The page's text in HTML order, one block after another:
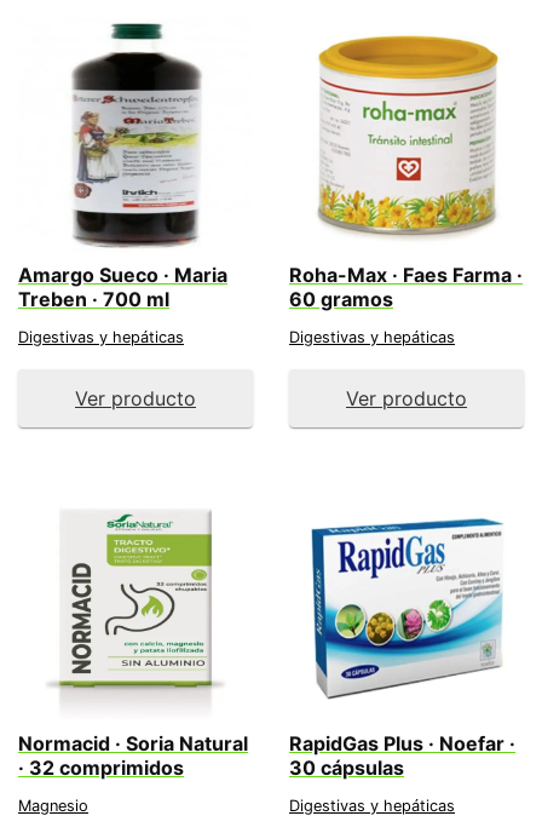
Amargo Sueco · Maria
Treben · 700 ml
Digestivas y hepáticas
Ver producto
Roha-Max · Faes Farma ·
60 gramos
Digestivas y hepáticas
Ver producto
Normacid · Soria Natural
· 32 comprimidos
Magnesio
RapidGas Plus · Noefar ·
30 cápsulas
Digestivas y hepáticas